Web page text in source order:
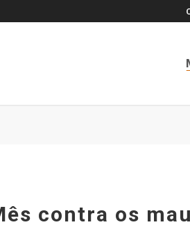
contra os